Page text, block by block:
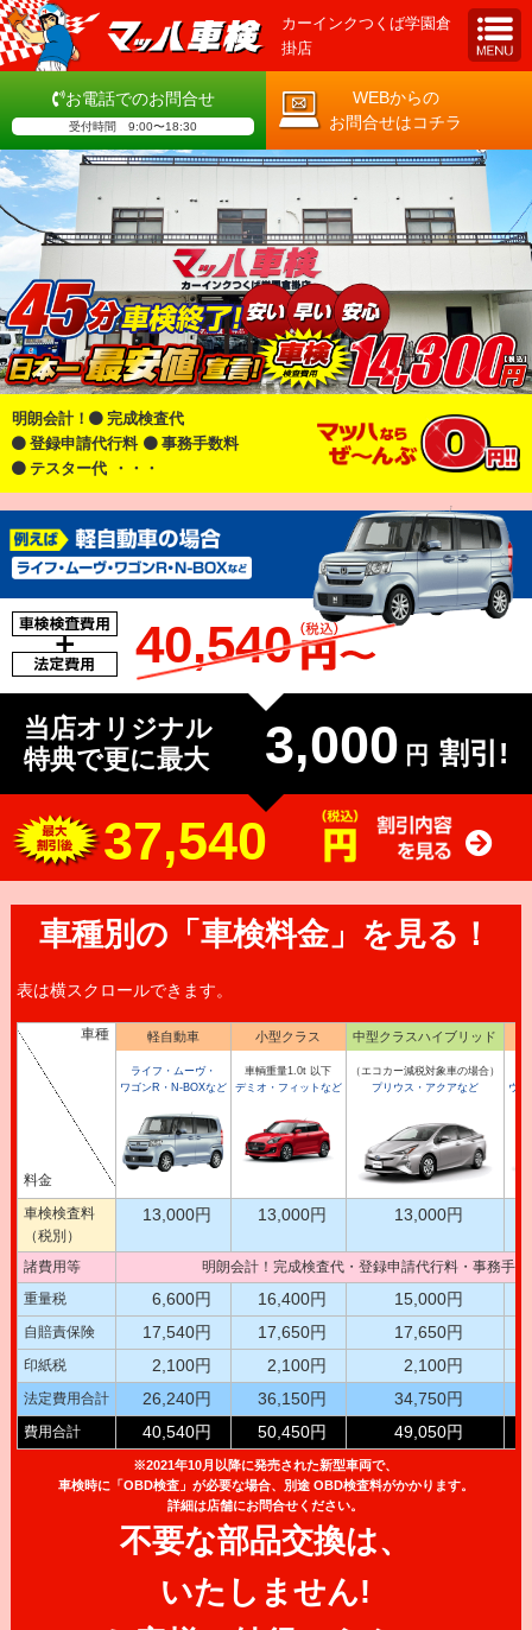
カーインクつくば学園倉
掛店
お電話でのお問合せ
受付時間 9:00〜18:30
WEBからの
お問合せはコチラ
明朗会計！
完成検査代
登録申請代行料
事務手数料
テスター代
・・・
40,540
当店オリジナル
特典で更に最大
3,000 円 割引!
37,540
車種別の「車検料金」を見る！
表は横スクロールできます。
車種
料金
軽自動車
ライフ・ムーヴ・
ワゴンR・N-BOXなど
小型クラス
車輌重量1.0t 以下
デミオ・フィットなど
中型クラスハイブリッド
（エコカー減税対象車の場合）
プリウス・アクアなど
ウ
車検検査料
（税別）
13,000円 13,000円 13,000円
諸費用等
明朗会計！完成検査代・登録申請代行料・事務手
重量税
6,600円 16,400円 15,000円
自賠責保険 17,540円 17,650円 17,650円
印紙税 2,100円 2,100円 2,100円
法定費用合計 26,240円 36,150円 34,750円
費用合計 40,540円 50,450円 49,050円
※2021年10月以降に発売された新型車両で、
車検時に「OBD検査」が必要な場合、別途 OBD検査料がかかります。
詳細は店舗にお問合せください。
不要な部品交換は、
いたしません!